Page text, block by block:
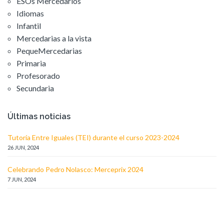
Idiomas
Infantil
Mercedarias a la vista
PequeMercedarias
Primaria
Profesorado
Secundaria
Últimas noticias
Tutoría Entre Iguales (TEI) durante el curso 2023-2024
26 JUN, 2024
Celebrando Pedro Nolasco: Merceprix 2024
7 JUN, 2024